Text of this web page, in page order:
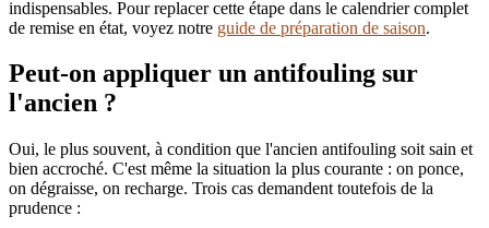
indispensables. Pour replacer cette étape dans le calendrier complet
de remise en état, voyez notre guide de préparation de saison.
Peut-on appliquer un antifouling sur
l'ancien ?
Oui, le plus souvent, à condition que l'ancien antifouling soit sain et
bien accroché. C'est même la situation la plus courante : on ponce,
on dégraisse, on recharge. Trois cas demandent toutefois de la
prudence :